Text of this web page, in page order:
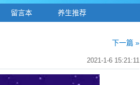
留言本 养生推荐
下一篇 »
2021-1-6 15:21:11